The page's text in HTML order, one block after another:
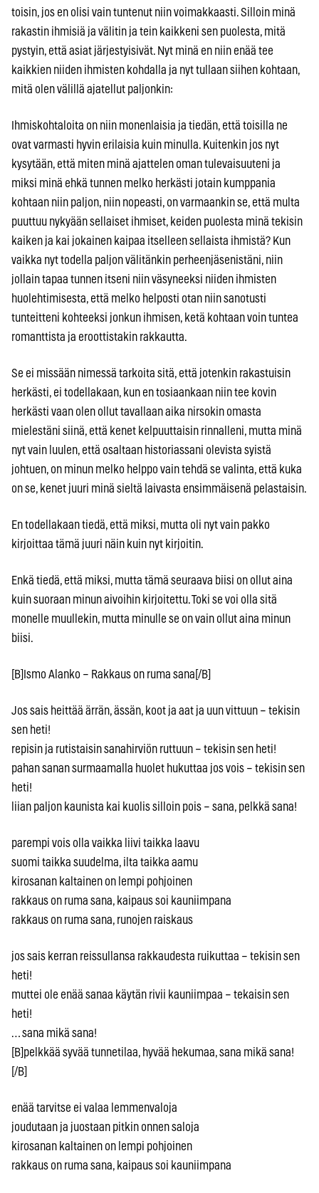
toisin, jos en olisi vain tuntenut niin voimakkaasti. Silloin minä
rakastin ihmisiä ja välitin ja tein kaikkeni sen puolesta, mitä
pystyin, että asiat järjestyisivät. Nyt minä en niin enää tee
kaikkien niiden ihmisten kohdalla ja nyt tullaan siihen kohtaan,
mitä olen välillä ajatellut paljonkin:
Ihmiskohtaloita on niin monenlaisia ja tiedän, että toisilla ne
ovat varmasti hyvin erilaisia kuin minulla. Kuitenkin jos nyt
kysytään, että miten minä ajattelen oman tulevaisuuteni ja
miksi minä ehkä tunnen melko herkästi jotain kumppania
kohtaan niin paljon, niin nopeasti, on varmaankin se, että multa
puuttuu nykyään sellaiset ihmiset, keiden puolesta minä tekisin
kaiken ja kai jokainen kaipaa itselleen sellaista ihmistä? Kun
vaikka nyt todella paljon välitänkin perheenjäsenistäni, niin
jollain tapaa tunnen itseni niin väsyneeksi niiden ihmisten
huolehtimisesta, että melko helposti otan niin sanotusti
tunteitteni kohteeksi jonkun ihmisen, ketä kohtaan voin tuntea
romanttista ja eroottistakin rakkautta.
Se ei missään nimessä tarkoita sitä, että jotenkin rakastuisin
herkästi, ei todellakaan, kun en tosiaankaan niin tee kovin
herkästi vaan olen ollut tavallaan aika nirsokin omasta
mielestäni siinä, että kenet kelpuuttaisin rinnalleni, mutta minä
nyt vain luulen, että osaltaan historiassani olevista syistä
johtuen, on minun melko helppo vain tehdä se valinta, että kuka
on se, kenet juuri minä sieltä laivasta ensimmäisenä pelastaisin.
En todellakaan tiedä, että miksi, mutta oli nyt vain pakko
kirjoittaa tämä juuri näin kuin nyt kirjoitin.
Enkä tiedä, että miksi, mutta tämä seuraava biisi on ollut aina
kuin suoraan minun aivoihin kirjoitettu. Toki se voi olla sitä
monelle muullekin, mutta minulle se on vain ollut aina minun
biisi.
[B]Ismo Alanko – Rakkaus on ruma sana[/B]
Jos sais heittää ärrän, ässän, koot ja aat ja uun vittuun – tekisin
sen heti!
repisin ja rutistaisin sanahirviön ruttuun – tekisin sen heti!
pahan sanan surmaamalla huolet hukuttaa jos vois – tekisin sen
heti!
liian paljon kaunista kai kuolis silloin pois – sana, pelkkä sana!
parempi vois olla vaikka liivi taikka laavu
suomi taikka suudelma, ilta taikka aamu
kirosanan kaltainen on lempi pohjoinen
rakkaus on ruma sana, kaipaus soi kauniimpana
rakkaus on ruma sana, runojen raiskaus
jos sais kerran reissullansa rakkaudesta ruikuttaa – tekisin sen
heti!
muttei ole enää sanaa käytän rivii kauniimpaa – tekaisin sen
heti!
… sana mikä sana!
[B]pelkkää syvää tunnetilaa, hyvää hekumaa, sana mikä sana!
[/B]
enää tarvitse ei valaa lemmenvaloja
joudutaan ja juostaan pitkin onnen saloja
kirosanan kaltainen on lempi pohjoinen
rakkaus on ruma sana, kaipaus soi kauniimpana